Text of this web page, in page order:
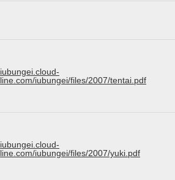
iubungei.cloud-
line.com/iubungei/files/2007/tentai.pdf
iubungei.cloud-
line.com/iubungei/files/2007/yuki.pdf